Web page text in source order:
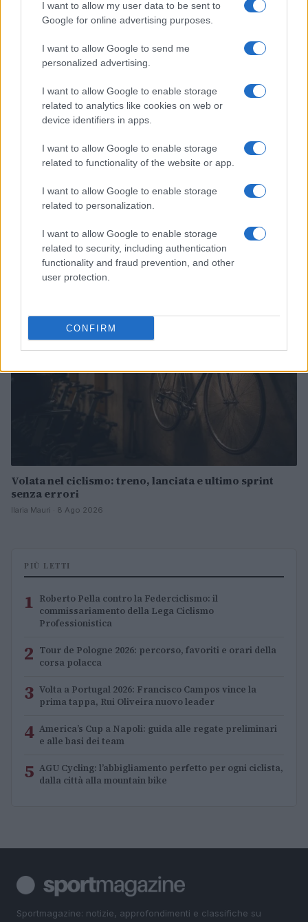
I want to allow my user data to be sent to
Google for online advertising purposes.
I want to allow Google to send me
personalized advertising.
I want to allow Google to enable storage
related to analytics like cookies on web or
device identifiers in apps.
I want to allow Google to enable storage
related to functionality of the website or app.
I want to allow Google to enable storage
related to personalization.
I want to allow Google to enable storage
related to security, including authentication
functionality and fraud prevention, and other
user protection.
CONFIRM
Francesca Lombardi · 8 Ago 2026
La campionessa uscente abbandona la corsa per
problemi di salute
Andrea Conforti · 8 Ago 2026
Volata nel ciclismo: treno, lanciata e ultimo sprint
senza errori
Ilaria Mauri · 8 Ago 2026
PIÙ LETTI
1 Roberto Pella contro la Federciclismo: il
commissariamento della Lega Ciclismo
Professionistica
2 Tour de Pologne 2026: percorso, favoriti e orari della
corsa polacca
3 Volta a Portugal 2026: Francisco Campos vince la
prima tappa, Rui Oliveira nuovo leader
4 America’s Cup a Napoli: guida alle regate preliminari
e alle basi dei team
5 AGU Cycling: l’abbigliamento perfetto per ogni ciclista,
dalla città alla mountain bike
Sportmagazine: notizie, approfondimenti e classifiche su